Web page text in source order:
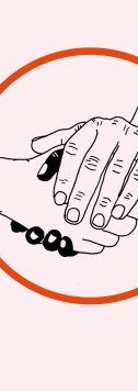
Die
einer
für das
nach